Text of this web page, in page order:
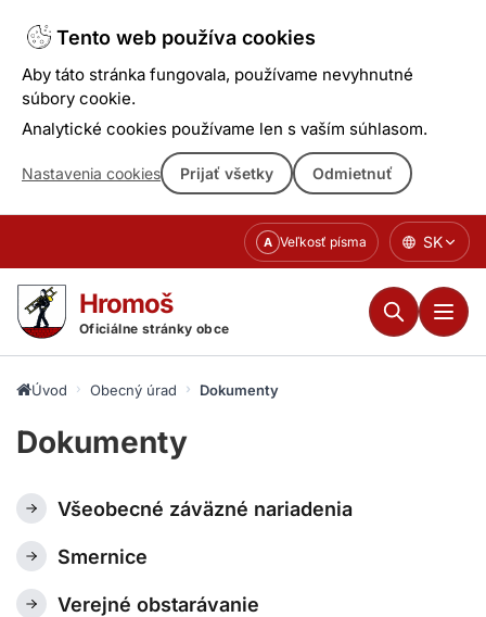
Tento web používa cookies
Aby táto stránka fungovala, používame nevyhnutné
súbory cookie.
Analytické cookies používame len s vaším súhlasom.
Nastavenia cookies Prijať všetky Odmietnuť
obsahu
A Veľkosť písma SK
Hromoš
Oficiálne stránky obce
Úvod Obecný úrad Dokumenty
Dokumenty
Všeobecné záväzné nariadenia
Smernice
Verejné obstarávanie